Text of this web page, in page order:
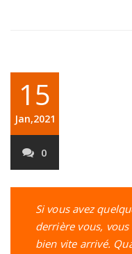
15
Jan,2021
0
Si vous avez
derrière vous, vous
bien vite arrivé.